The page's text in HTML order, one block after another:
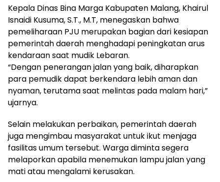
Kepala Dinas Bina Marga Kabupaten Malang, Khairul
Isnaidi Kusuma, S.T., M.T, menegaskan bahwa
pemeliharaan PJU merupakan bagian dari kesiapan
pemerintah daerah menghadapi peningkatan arus
kendaraan saat mudik Lebaran.
“Dengan penerangan jalan yang baik, diharapkan
para pemudik dapat berkendara lebih aman dan
nyaman, terutama saat melintas pada malam hari,”
ujarnya.
Selain melakukan perbaikan, pemerintah daerah
juga mengimbau masyarakat untuk ikut menjaga
fasilitas umum tersebut. Warga diminta segera
melaporkan apabila menemukan lampu jalan yang
mati atau mengalami kerusakan.